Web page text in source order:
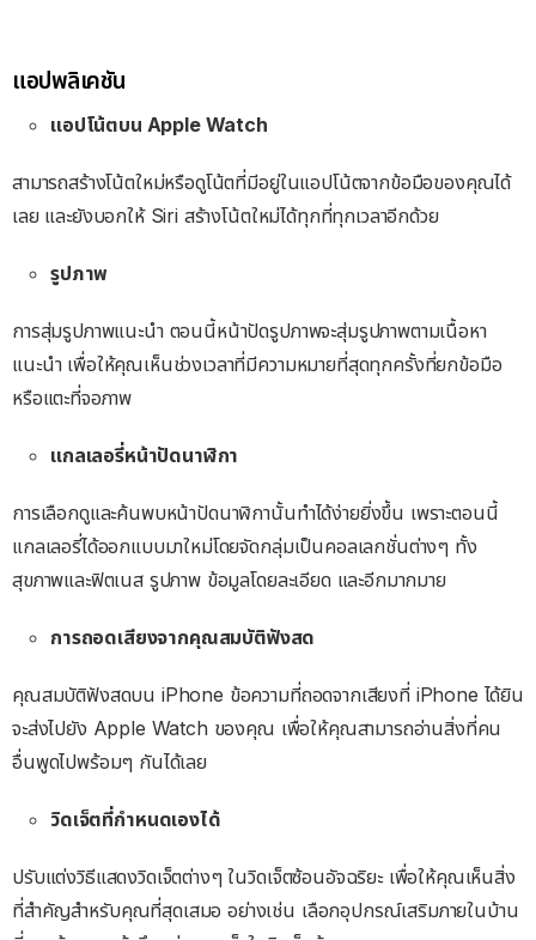
แอปพลิเคชัน
แอปโน้ตบน Apple Watch
สามารถสร้างโน้ตใหม่หรือดูโน้ตที่มีอยู่ในแอปโน้ตจากข้อมือของคุณได้
เลย และยังบอกให้ Siri สร้างโน้ตใหม่ได้ทุกที่ทุกเวลาอีกด้วย
รูปภาพ
การสุ่มรูปภาพแนะนำ ตอนนี้หน้าปัดรูปภาพจะสุ่มรูปภาพตามเนื้อหา
แนะนำ เพื่อให้คุณเห็นช่วงเวลาที่มีความหมายที่สุดทุกครั้งที่ยกข้อมือ
หรือแตะที่จอภาพ
แกลเลอรี่หน้าปัดนาฬิกา
การเลือกดูและค้นพบหน้าปัดนาฬิกานั้นทำได้ง่ายยิ่งขึ้น เพราะตอนนี้
แกลเลอรี่ได้ออกแบบมาใหม่โดยจัดกลุ่มเป็นคอลเลกชั่นต่างๆ ทั้ง
สุขภาพและฟิตเนส รูปภาพ ข้อมูลโดยละเอียด และอีกมากมาย
การถอดเสียงจากคุณสมบัติฟังสด
คุณสมบัติฟังสดบน iPhone ข้อความที่ถอดจากเสียงที่ iPhone ได้ยิน
จะส่งไปยัง Apple Watch ของคุณ เพื่อให้คุณสามารถอ่านสิ่งที่คน
อื่นพูดไปพร้อมๆ กันได้เลย
วิดเจ็ตที่กำหนดเองได้
ปรับแต่งวิธีแสดงวิดเจ็ตต่างๆ ในวิดเจ็ตซ้อนอัจฉริยะ เพื่อให้คุณเห็นสิ่ง
ที่สำคัญสำหรับคุณที่สุดเสมอ อย่างเช่น เลือกอุปกรณ์เสริมภายในบ้าน